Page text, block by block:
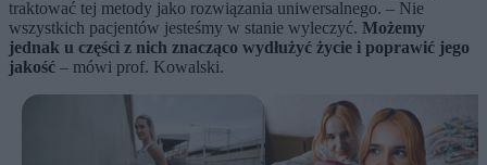
traktować tej metody jako rozwiązania uniwersalnego. – Nie
wszystkich pacjentów jesteśmy w stanie wyleczyć. Możemy
jednak u części z nich znacząco wydłużyć życie i poprawić jego
jakość – mówi prof. Kowalski.